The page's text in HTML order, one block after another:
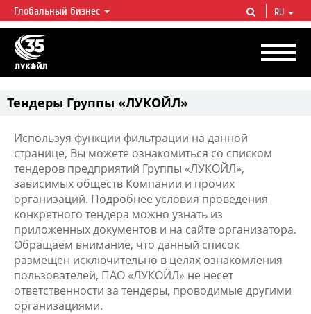
ЛУКОЙЛ СЕГОДНЯ
ЛУКОЙЛ — одна из крупнейших вертикально интегрированных
нефтегазовых компаний в мире, на долю которой приходится более 2%
мировой добычи нефти и около 1% доказанных запасов углеводородов.
Глобальный бизнес RU
Тендеры Группы «ЛУКОЙЛ»
Используя функции фильтрации на данной
странице, Вы можете ознакомиться со списком
тендеров предприятий Группы «ЛУКОЙЛ»,
зависимых обществ Компании и прочих
организаций. Подробнее условия проведения
конкретного тендера можно узнать из
приложенных документов и на сайте организатора.
Обращаем внимание, что данный список
размещен исключительно в целях ознакомления
пользователей, ПАО «ЛУКОЙЛ» не несет
ответственности за тендеры, проводимые другими
организациями.